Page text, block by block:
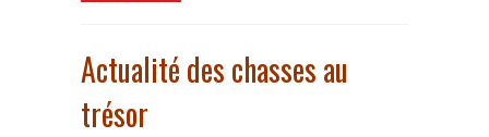
Actualité des chasses au
trésor